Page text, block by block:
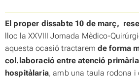
El proper dissabte 10 de març,
lloc la XXVIII Jornada Mèdico-
aquesta ocasió tractaremde forma
col.laboració entre atenció
hospitàlaria, amb una taula rodona i